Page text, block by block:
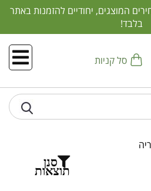
המוצגים, יחודיים להזמנות באתר
בלבד!
סל קניות
סנן
תוצאות